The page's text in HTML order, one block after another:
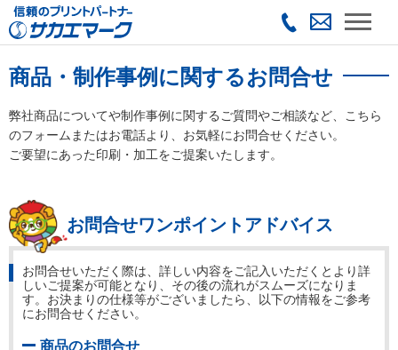
商品・制作事例に関するお問合せ
弊社商品についてや制作事例に関するご質問やご相談など、こちら
のフォームまたはお電話より、お気軽にお問合せください。
ご要望にあった印刷・加工をご提案いたします。
お問合せワンポイントアドバイス
お問合せいただく際は、詳しい内容をご記入いただくとより詳
しいご提案が可能となり、その後の流れがスムーズになりま
す。お決まりの仕様等がございましたら、以下の情報をご参考
にお問合せください。
商品のお問合せ